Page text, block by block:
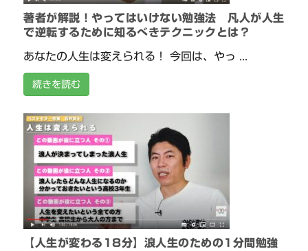
著者が解説！やってはいけない勉強法 凡人が人生
で逆転するために知るべきテクニックとは？
あなたの人生は変えられる！ 今回は、やっ ...
続きを読む
【人生が変わる18分】浪人生のための1分間勉強